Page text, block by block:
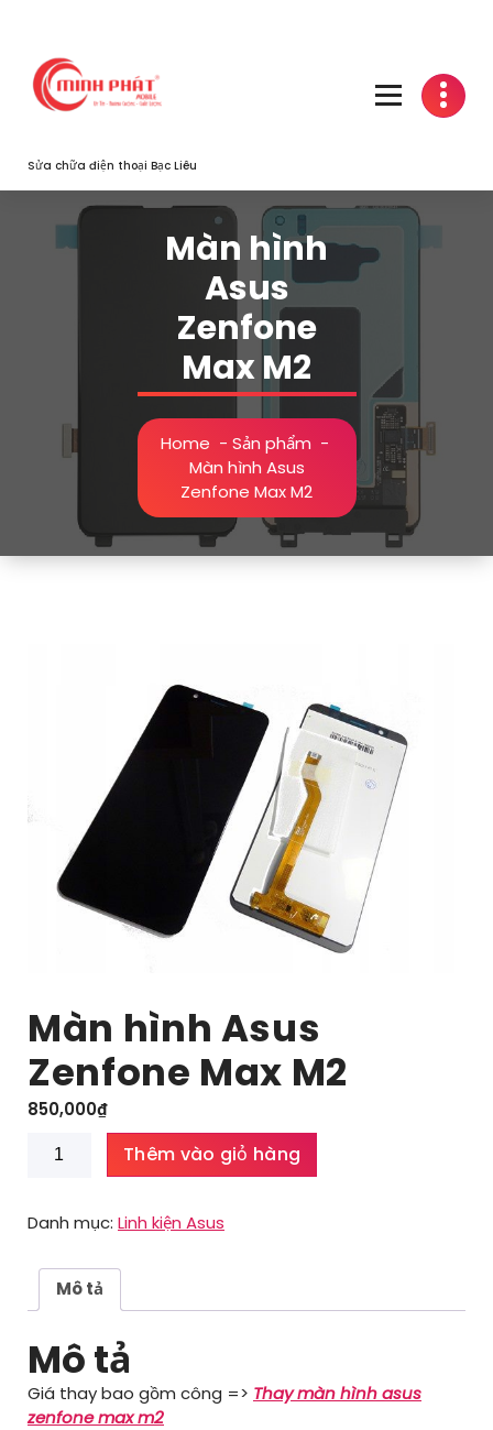
content
Sửa chữa điện thoại Bạc Liêu
Màn hình
Asus
Zenfone
Max M2
Home - Sản phẩm -
Màn hình Asus
Zenfone Max M2
Màn hình Asus
Zenfone Max M2
850,000₫
Màn
hình
Zenfone
M2
lượng
Thêm vào giỏ hàng
Danh mục: Linh kiện Asus
Mô tả
Mô tả
Giá thay bao gồm công => Thay màn hình asus
zenfone max m2